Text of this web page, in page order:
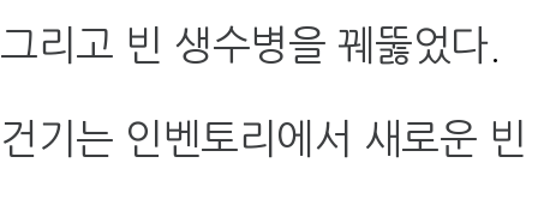
그리고 빈 생수병을 꿰뚫었다.
건기는 인벤토리에서 새로운